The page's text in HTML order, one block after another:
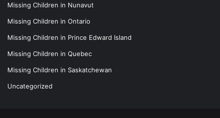
Missing Children in Nunavut
Missing Children in Ontario
Missing Children in Prince Edward Island
Missing Children in Quebec
Missing Children in Saskatchewan
Uncategorized